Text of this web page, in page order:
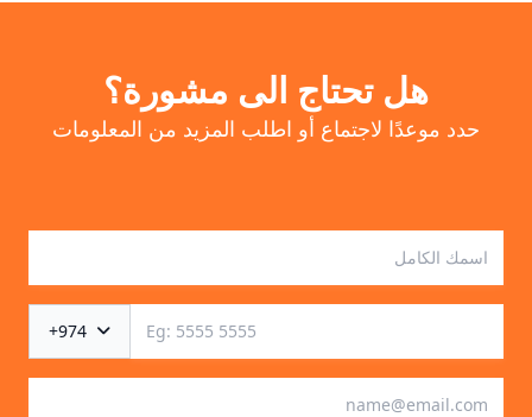
هل تحتاج الى مشورة؟
حدد موعدًا لاجتماع أو اطلب المزيد من المعلومات
+974